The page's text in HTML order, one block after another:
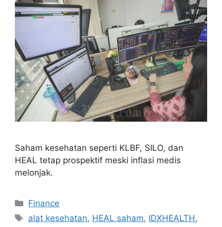
Saham kesehatan seperti KLBF, SILO, dan
HEAL tetap prospektif meski inflasi medis
melonjak.
Categories
Finance
Tags
alat kesehatan, HEAL saham, IDXHEALTH ,